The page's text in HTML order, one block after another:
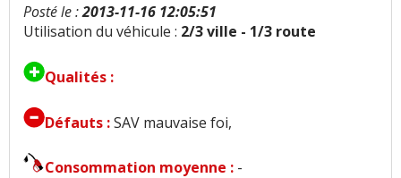
Confort banquette arri.:2 aiment
Insonorisation et bruit perçu
n'aiment pas
Posté le :2013-11-16 12:05:51
Utilisation du véhicule : 2/3 ville - 1/3 route
Qualités :
Défauts :SAV mauvaise foi,
Consommation moyenne : -